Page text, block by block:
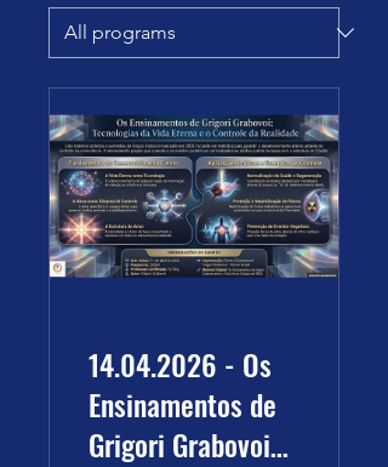
14.04.2026 - Os
Ensinamentos de
Grigori Grabovoi